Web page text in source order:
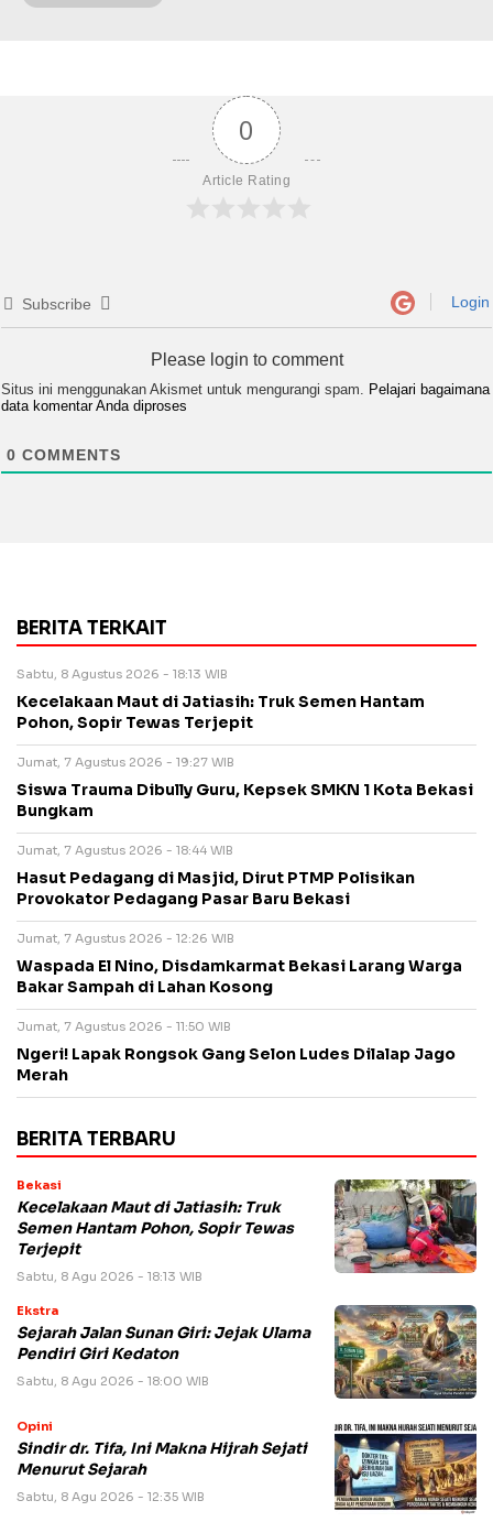
0
Article Rating
Subscribe Login
Please login to comment
Situs ini menggunakan Akismet untuk mengurangi spam. Pelajari bagaimana
data komentar Anda diproses
0 COMMENTS
BERITA TERKAIT
Sabtu, 8 Agustus 2026 - 18:13 WIB
Kecelakaan Maut di Jatiasih: Truk Semen Hantam
Pohon, Sopir Tewas Terjepit
Jumat, 7 Agustus 2026 - 19:27 WIB
Siswa Trauma Dibully Guru, Kepsek SMKN 1 Kota Bekasi
Bungkam
Jumat, 7 Agustus 2026 - 18:44 WIB
Hasut Pedagang di Masjid, Dirut PTMP Polisikan
Provokator Pedagang Pasar Baru Bekasi
Jumat, 7 Agustus 2026 - 12:26 WIB
Waspada El Nino, Disdamkarmat Bekasi Larang Warga
Bakar Sampah di Lahan Kosong
Jumat, 7 Agustus 2026 - 11:50 WIB
Ngeri! Lapak Rongsok Gang Selon Ludes Dilalap Jago
Merah
BERITA TERBARU
Bekasi
Kecelakaan Maut di Jatiasih: Truk
Semen Hantam Pohon, Sopir Tewas
Terjepit
Sabtu, 8 Agu 2026 - 18:13 WIB
Ekstra
Sejarah Jalan Sunan Giri: Jejak Ulama
Pendiri Giri Kedaton
Sabtu, 8 Agu 2026 - 18:00 WIB
Opini
Sindir dr. Tifa, Ini Makna Hijrah Sejati
Menurut Sejarah
Sabtu, 8 Agu 2026 - 12:35 WIB